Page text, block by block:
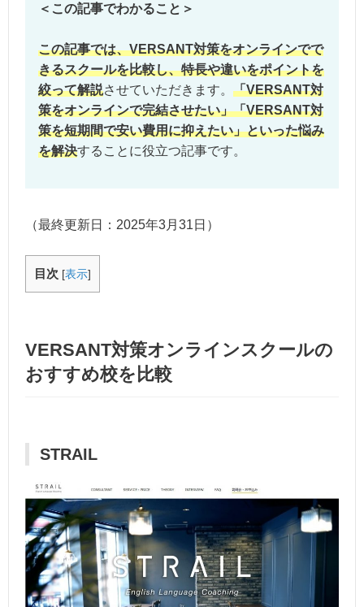
＜この記事でわかること＞
この記事では、VERSANT対策をオンラインでで
きるスクールを比較し、特長や違いをポイントを
絞って解説させていただきます。 「VERSANT対
策をオンラインで完結させたい」「VERSANT対
策を短期間で安い費用に抑えたい」といった悩み
を解決することに役立つ記事です。
（最終更新日： 2025年3月31日 ）
目次 [表示]
VERSANT対策オンラインスクールの
おすすめ校を比較
STRAIL